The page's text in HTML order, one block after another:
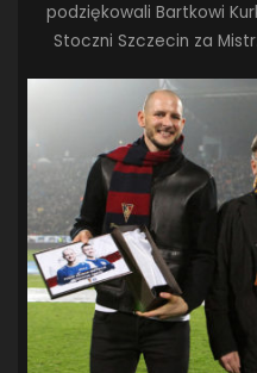
podziękowali Bartkowi
Stoczni Szczecin za